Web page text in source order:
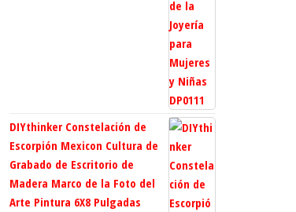
DIYthinker Constelación de
Escorpión Mexicon Cultura de
Grabado de Escritorio de
Madera Marco de la Foto del
Arte Pintura 6X8 Pulgadas